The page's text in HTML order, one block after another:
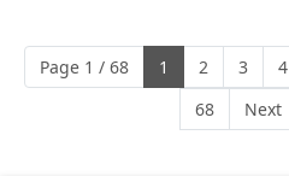
ngành công nghiệp khác nhau. 
Độ nhạy cao: Trang bị đầu dò
InGaAs độ nhạy cao, cung cấp
phản hồi phổ tuyến tính đầy đủ,
đảm bảo độ chính xác và khả
Page 1 / 68 1 2 3 4
68
Next